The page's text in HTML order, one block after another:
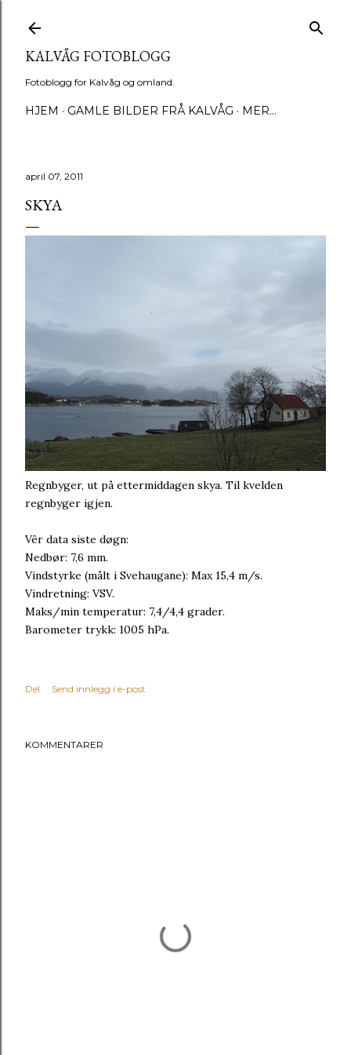
KALVÅG FOTOBLOGG
Fotoblogg for Kalvåg og omland.
HJEM GAMLE BILDER FRÅ KALVÅG MER…
april 07, 2011
SKYA
Regnbyger, ut på ettermiddagen skya. Til kvelden
regnbyger igjen.
Vêr data siste døgn:
Nedbør: 7,6 mm.
Vindstyrke (målt i Svehaugane): Max 15,4 m/s.
Vindretning: VSV.
Maks/min temperatur: 7,4/4,4 grader.
Barometer trykk: 1005 hPa.
Del Send innlegg i e-post
KOMMENTARER